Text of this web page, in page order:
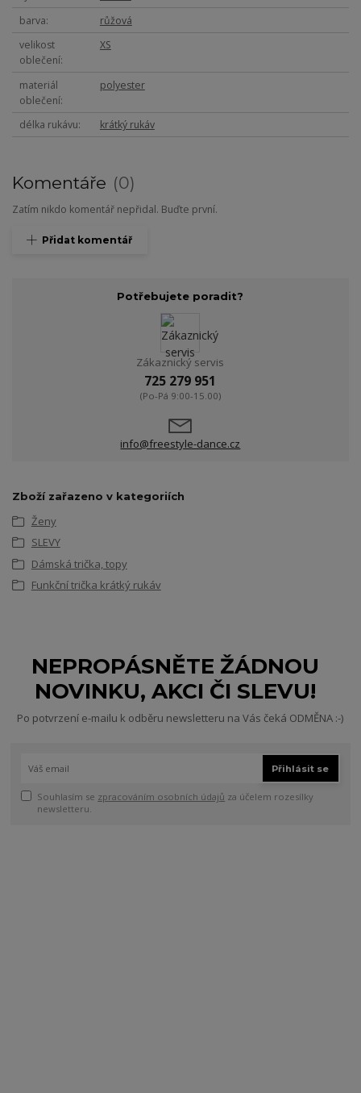
barva
růžová
velikost
oblečení
XS
materiál
oblečení
polyester
délka rukávu krátký rukáv
Komentáře 0
Zatím nikdo komentář nepřidal. Buďte první.
Přidat komentář
Potřebujete poradit?
Zákaznický servis
725 279 951
(Po-Pá 9:00-15.00)
info@freestyle-dance.cz
Zboží zařazeno v kategoriích
Ženy
SLEVY
Dámská trička, topy
Funkční trička krátký rukáv
NEPROPÁSNĚTE ŽÁDNOU
NOVINKU, AKCI ČI SLEVU!
Po potvrzení e-mailu k odběru newsletteru na Vás čeká ODMĚNA :-)
Přihlásit se
Souhlasím se zpracováním osobních údajů za účelem rozesílky
newsletteru.